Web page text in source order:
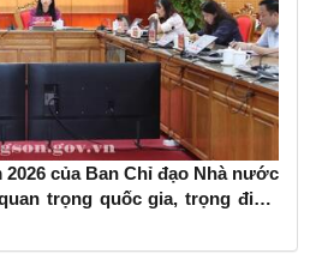
của Ban Chỉ đạo Nhà nước
trọng quốc gia, trọng điểm